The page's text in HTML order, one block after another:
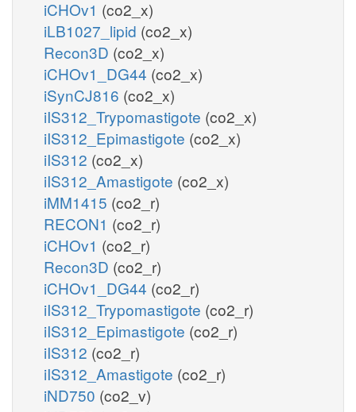
iCHOv1 (co2_x)
iLB1027_lipid (co2_x)
Recon3D (co2_x)
iCHOv1_DG44 (co2_x)
iSynCJ816 (co2_x)
iIS312_Trypomastigote (co2_x)
iIS312_Epimastigote (co2_x)
iIS312 (co2_x)
iIS312_Amastigote (co2_x)
iMM1415 (co2_r)
RECON1 (co2_r)
iCHOv1 (co2_r)
Recon3D (co2_r)
iCHOv1_DG44 (co2_r)
iIS312_Trypomastigote (co2_r)
iIS312_Epimastigote (co2_r)
iIS312 (co2_r)
iIS312_Amastigote (co2_r)
iND750 (co2_v)